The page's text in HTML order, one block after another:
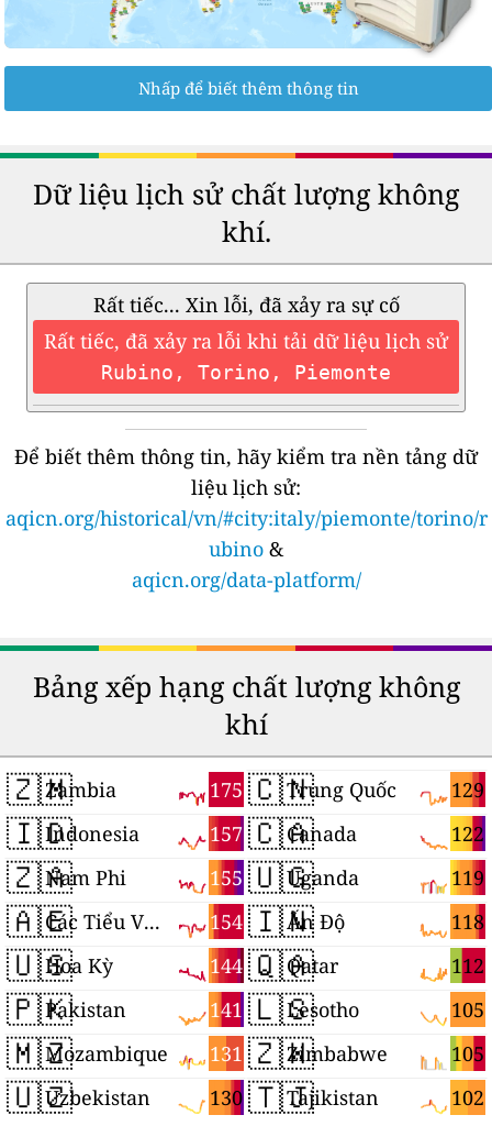
Nhấp để biết thêm thông tin
Dữ liệu lịch sử chất lượng không
khí.
Rất tiếc... Xin lỗi, đã xảy ra sự cố
Rất tiếc, đã xảy ra lỗi khi tải dữ liệu lịch sử
Rubino, Torino, Piemonte
Để biết thêm thông tin, hãy kiểm tra nền tảng dữ
liệu lịch sử:
aqicn.org/historical/vn/#city:italy/piemonte/torino/r
ubino &
aqicn.org/data-platform/
Bảng xếp hạng chất lượng không
khí
🇿🇲 175
Zambia
🇮🇩 157
Indonesia
🇿🇦 155
Nam Phi
🇦🇪 154
Các Tiểu Vương quốc Ả Rập Thống nhất
🇺🇸 144
Hoa Kỳ
🇵🇰 141
Pakistan
🇲🇿 131
Mozambique
🇺🇿 130
Uzbekistan
🇨🇳 129
Trung Quốc
🇨🇦 122
Canada
🇺🇬 119
Uganda
🇮🇳 118
Ấn Độ
🇶🇦 112
Qatar
🇱🇸 105
Lesotho
🇿🇼 105
Zimbabwe
🇹🇯 102
Tajikistan